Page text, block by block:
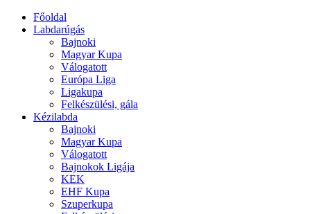
Főoldal
Labdarúgás
Bajnoki
Magyar Kupa
Válogatott
Európa Liga
Ligakupa
Felkészülési, gála
Kézilabda
Bajnoki
Magyar Kupa
Válogatott
Bajnokok Ligája
KEK
EHF Kupa
Szuperkupa